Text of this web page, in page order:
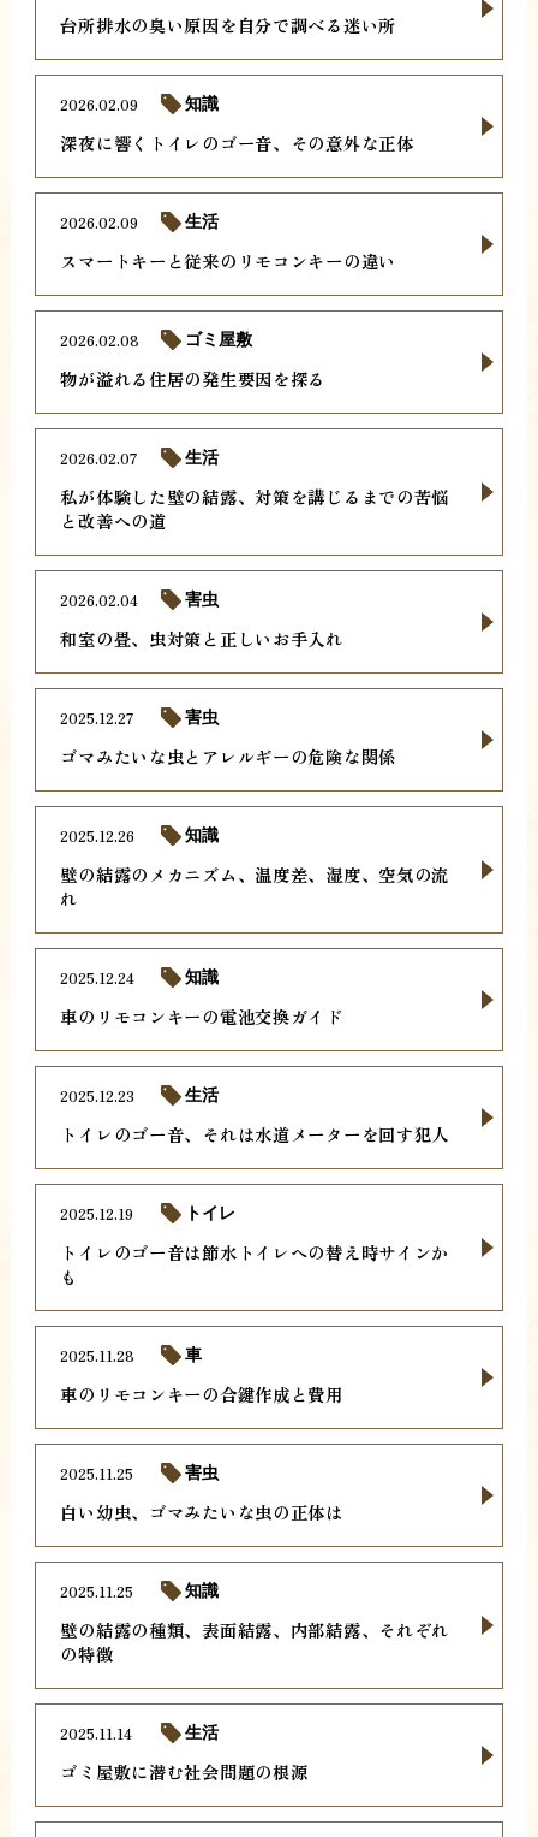
台所排水の臭い原因を自分で調べる迷い所
深夜に響くトイレのゴー音、その意外な正体
2026.02.09 知識
スマートキーと従来のリモコンキーの違い
2026.02.09 生活
物が溢れる住居の発生要因を探る
2026.02.08 ゴミ屋敷
私が体験した壁の結露、対策を講じるまでの苦悩
と改善への道
2026.02.07 生活
和室の畳、虫対策と正しいお手入れ
2026.02.04 害虫
ゴマみたいな虫とアレルギーの危険な関係
2025.12.27 害虫
壁の結露のメカニズム、温度差、湿度、空気の流
れ
2025.12.26 知識
車のリモコンキーの電池交換ガイド
2025.12.24 知識
トイレのゴー音、それは水道メーターを回す犯人
2025.12.23 生活
トイレのゴー音は節水トイレへの替え時サインか
も
2025.12.19 トイレ
車のリモコンキーの合鍵作成と費用
2025.11.28 車
白い幼虫、ゴマみたいな虫の正体は
2025.11.25 害虫
壁の結露の種類、表面結露、内部結露、それぞれ
の特徴
2025.11.25 知識
ゴミ屋敷に潜む社会問題の根源
2025.11.14 生活